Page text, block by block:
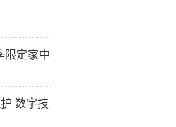
限定家中
数字技